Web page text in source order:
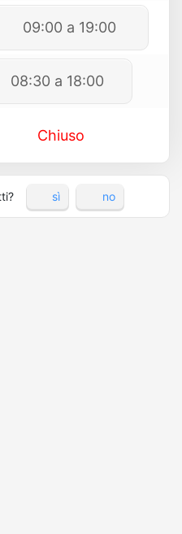
09:00 a 19:00
08:30 a 18:00
Chiuso
sì no